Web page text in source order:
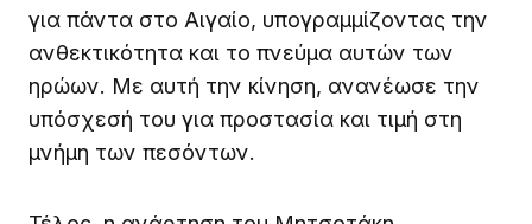
για πάντα στο Αιγαίο, υπογραμμίζοντας την
ανθεκτικότητα και το πνεύμα αυτών των
ηρώων. Με αυτή την κίνηση, ανανέωσε την
υπόσχεσή του για προστασία και τιμή στη
μνήμη των πεσόντων.